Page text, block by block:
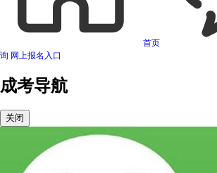
首页
询 网上报名入口
成考导航
关闭